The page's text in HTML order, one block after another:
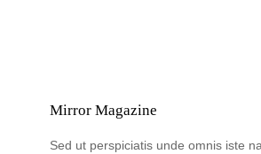
Mirror Magazine
Sed ut perspiciatis unde omnis iste